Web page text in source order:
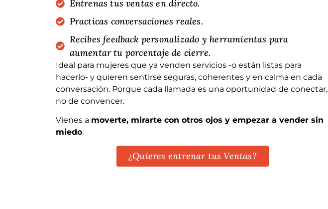
Entrenas tus ventas en directo.
Practicas conversaciones reales.
Recibes feedback personalizado y herramientas para
aumentar tu porcentaje de cierre.
Ideal para mujeres que ya venden servicios -o están listas para
hacerlo- y quieren sentirse seguras, coherentes y en calma en cada
conversación. Porque cada llamada es una oportunidad de conectar,
no de convencer.
Vienes a moverte, mirarte con otros ojos y empezar a vender sin
miedo.
¿Quieres entrenar tus Ventas?